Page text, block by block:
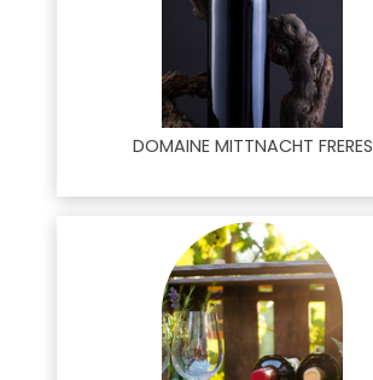
DOMAINE MITTNACHT FRERES